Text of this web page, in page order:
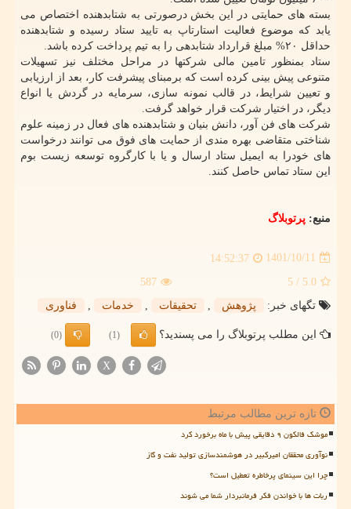
بسته های حمایتی در این بخش درصورتی به شتابدهنده اختصاص می
یابد که موضوع فعالیت استارتاپ به تایید ستاد رسیده و شتابدهنده
حداقل ۲۰% مبلغ قرارداد شتابدهی را به تیم پرداخت کرده باشد.
ستاد بمنظور تامین مالی شرکتها در مراحل مختلف نیز تسهیلات
متنوعی پیش بینی کرده است که برمبنای پیشرفت کار، بعد از ارزیابی
و تعیین شرایط، در قالب نمونه سازی، سرمایه در گردش یا انواع
دیگر، در اختیار شرکت قرار خواهد گرفت.
شرکت های فن آور، دانش بنیان و شتابدهنده های فعال در زمینه علوم
شناختی متقاضی بهره مندی از حمایت های فوق می توانند درخواست
های خودرا به ایمیل ستاد ارسال و یا با کارگروه توسعه زیست بوم
این ستاد تماس حاصل کنند.
منبع: پرتوبلاگ
1401/10/11
14:52:37
5.0
/ 5
587
تگهای خبر:
پژوهش تحقیقات خدمات فناوری
این مطلب پرتوبلاگ را می پسندید؟ (1)
(0)
X
تازه ترین مطالب مرتبط
موشک فالکون ۹ دقایقی پیش با ماه برخورد کرد
نوآوری محققان امیرکبیر در هوشمندسازی تولید نفت و گاز
چرا این سینمای پرخاطره تعطیل است؟
ربات ها با خواندن فکر فرمانبردار شما می شوند